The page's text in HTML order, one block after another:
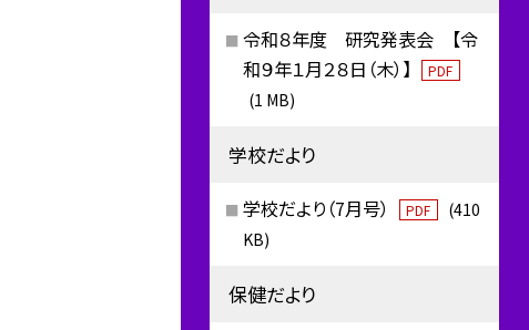
令和８年度 研究発表会 【令
和９年１月２８日（木）】
PDF
(1 MB)
学校だより
学校だより（7月号） PDF
(410
KB)
保健だより